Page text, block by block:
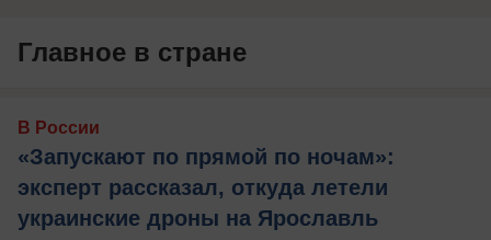
Главное в стране
В России
«Запускают по прямой по ночам»:
эксперт рассказал, откуда летели
украинские дроны на Ярославль